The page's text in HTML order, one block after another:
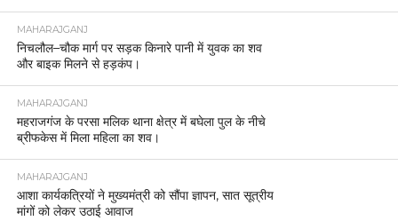
MAHARAJGANJ
निचलौल–चौक मार्ग पर सड़क किनारे पानी में युवक का शव
और बाइक मिलने से हड़कंप।
MAHARAJGANJ
महराजगंज के परसा मलिक थाना क्षेत्र में बघेला पुल के नीचे
ब्रीफकेस में मिला महिला का शव।
MAHARAJGANJ
आशा कार्यकत्रियों ने मुख्यमंत्री को सौंपा ज्ञापन, सात सूत्रीय
मांगों को लेकर उठाई आवाज